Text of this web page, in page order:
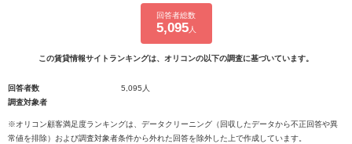
回答者総数
5,095人
この賃貸情報サイトランキングは、オリコンの以下の調査に基づいています。
回答者数
5,095人
調査対象者
※オリコン顧客満足度ランキングは、データクリーニング（回収したデータから不正回答や異
常値を排除）および調査対象者条件から外れた回答を除外した上で作成しています。